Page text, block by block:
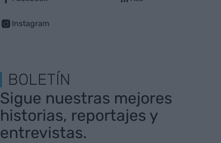
Instagram
BOLETÍN
Sigue nuestras mejores
historias, reportajes y
entrevistas.